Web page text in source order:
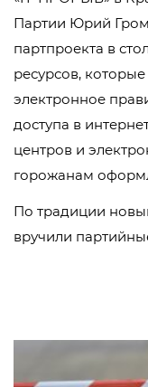
Партии Юрий
партпроекта в
ресурсов,
электронное
доступа в
центров и
горожанам
По традиции
вручили